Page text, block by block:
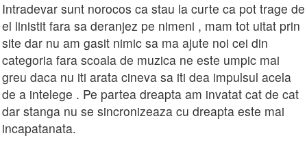
Intradevar sunt norocos ca stau la curte ca pot trage de
el linistit fara sa deranjez pe nimeni , mam tot uitat prin
site dar nu am gasit nimic sa ma ajute noi cei din
categoria fara scoala de muzica ne este umpic mai
greu daca nu iti arata cineva sa iti dea impulsul acela
de a intelege . Pe partea dreapta am invatat cat de cat
dar stanga nu se sincronizeaza cu dreapta este mai
incapatanata.